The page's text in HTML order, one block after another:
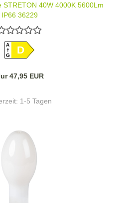
STRETON 40W 4000K 5600Lm
IP66 36229
A
GD
47,95 EUR
1-5 Tagen